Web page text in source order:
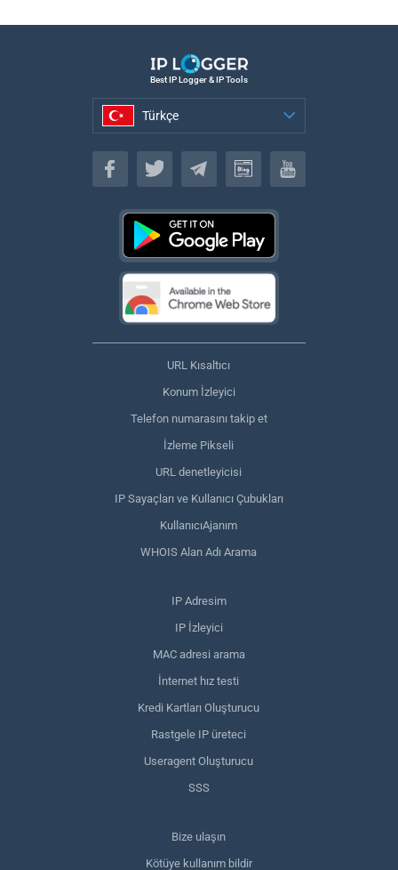
Best IP Logger & IP Tools
Türkçe
Türkçe
URL Kısaltıcı
Konum İzleyici
Telefon numarasını takip et
İzleme Pikseli
URL denetleyicisi
IP Sayaçları ve Kullanıcı Çubukları
KullanıcıAjanım
WHOIS Alan Adı Arama
IP Adresim
IP İzleyici
MAC adresi arama
İnternet hız testi
Kredi Kartları Oluşturucu
Rastgele IP üreteci
Useragent Oluşturucu
SSS
Bize ulaşın
Kötüye kullanım bildir